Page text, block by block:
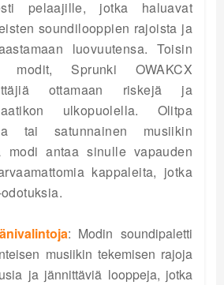
pelaajille, jotka haluavat
soundilooppien rajoista ja
luovuutensa. Toisin
modit, Sprunki OWAKCX
ottamaan riskejä ja
ulkopuolella. Olitpa
tai satunnainen musiikin
modi antaa sinulle vapauden
kappaleita, jotka
: Modin soundipaletti
musiikin tekemisen rajoja
ja jännittäviä looppeja, jotka